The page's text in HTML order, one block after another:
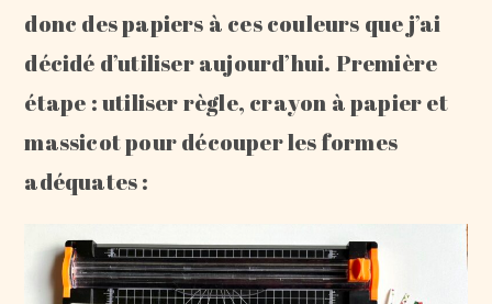
donc des papiers à ces couleurs que j’ai
décidé d’utiliser aujourd’hui. Première
étape : utiliser règle, crayon à papier et
massicot pour découper les formes
adéquates :